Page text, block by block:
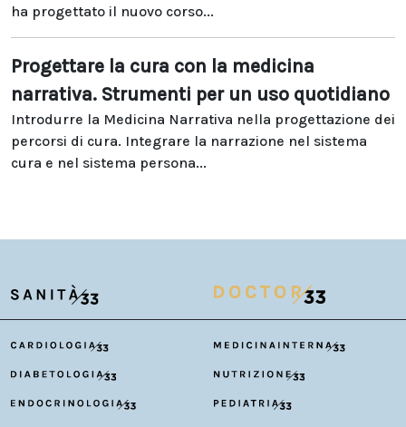
ha progettato il nuovo corso...
Progettare la cura con la medicina
narrativa. Strumenti per un uso quotidiano
Introdurre la Medicina Narrativa nella progettazione dei
percorsi di cura. Integrare la narrazione nel sistema
cura e nel sistema persona...